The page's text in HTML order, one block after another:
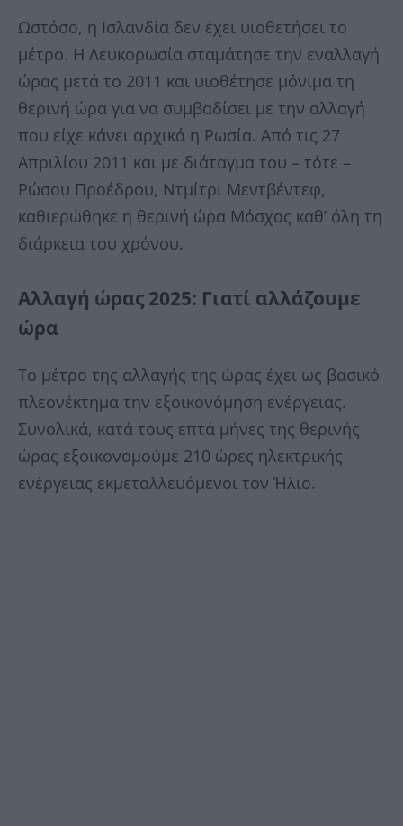
Ωστόσο, η Ισλανδία δεν έχει υιοθετήσει το
μέτρο. Η Λευκορωσία σταμάτησε την εναλλαγή
ώρας μετά το 2011 και υιοθέτησε μόνιμα τη
θερινή ώρα για να συμβαδίσει με την αλλαγή
που είχε κάνει αρχικά η Ρωσία. Από τις 27
Απριλίου 2011 και με διάταγμα του – τότε –
Ρώσου Προέδρου, Ντμίτρι Μεντβέντεφ,
καθιερώθηκε η θερινή ώρα Μόσχας καθ’ όλη τη
διάρκεια του χρόνου.
Αλλαγή ώρας 2025: Γιατί αλλάζουμε
ώρα
Το μέτρο της αλλαγής της ώρας έχει ως βασικό
πλεονέκτημα την εξοικονόμηση ενέργειας.
Συνολικά, κατά τους επτά μήνες της θερινής
ώρας εξοικονομούμε 210 ώρες ηλεκτρικής
ενέργειας εκμεταλλευόμενοι τον Ήλιο.